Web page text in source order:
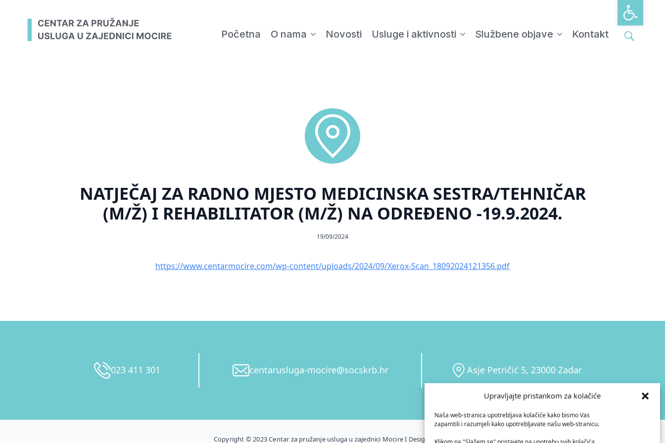
Upravljajte pristankom za kolačiće
Naša web-stranica upotrebljava kolačiće kako bismo Vas
zapamtili i razumjeli kako upotrebljavate našu web-stranicu.
Početna O nama Novosti Usluge i aktivnosti Službene objave Kontakt
NATJEČAJ ZA RADNO MJESTO MEDICINSKA SESTRA/TEHNIČAR
(M/Ž) I REHABILITATOR (M/Ž) NA ODREĐENO -19.9.2024.
19/09/2024
https://www.centarmocire.com/wp-content/uploads/2024/09/Xerox-Scan_18092024121356.pdf
023 411 301 centarusluga-mocire@socskrb.hr Asje Petričić 5, 23000 Zadar
Copyright © 2023 Centar za pružanje usluga u zajednici Mocire I Design by HIA